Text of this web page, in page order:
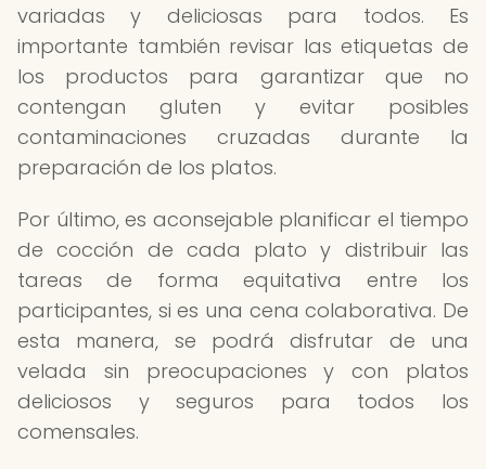
variadas y deliciosas para todos. Es
importante también revisar las etiquetas de
los productos para garantizar que no
contengan gluten y evitar posibles
contaminaciones cruzadas durante la
preparación de los platos.
Por último, es aconsejable planificar el tiempo
de cocción de cada plato y distribuir las
tareas de forma equitativa entre los
participantes, si es una cena colaborativa. De
esta manera, se podrá disfrutar de una
velada sin preocupaciones y con platos
deliciosos y seguros para todos los
comensales.